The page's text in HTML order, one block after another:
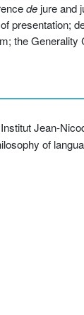
dejure and
presentation;
the
Jean-
of